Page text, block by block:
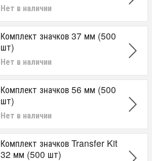
Нет в наличии
Комплект значков 37 мм (500
шт)
Нет в наличии
Комплект значков 56 мм (500
шт)
Нет в наличии
Комплект значков Transfer Kit
32 мм (500 шт)